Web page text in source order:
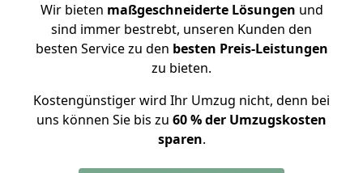
Wir bieten maßgeschneiderte Lösungen und
sind immer bestrebt, unseren Kunden den
besten Service zu den besten Preis-Leistungen
zu bieten.
Kostengünstiger wird Ihr Umzug nicht, denn bei
uns können Sie bis zu 60 % der Umzugskosten
sparen.